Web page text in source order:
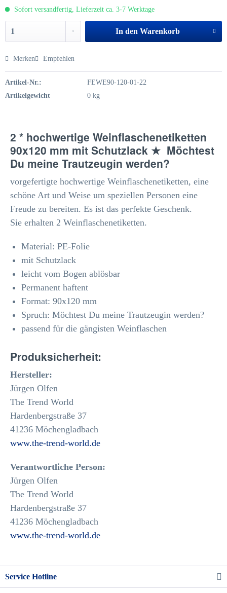
Sofort versandfertig, Lieferzeit ca. 3-7 Werktage
In den Warenkorb
Merken Empfehlen
Artikel-Nr.:
FEWE90-120-01-22
Artikelgewicht
0 kg
2 * hochwertige Weinflaschenetiketten
90x120 mm mit Schutzlack ★ Möchtest
Du meine Trautzeugin werden?
vorgefertigte hochwertige Weinflaschenetiketten, eine
schöne Art und Weise um speziellen Personen eine
Freude zu bereiten. Es ist das perfekte Geschenk.
Sie erhalten 2 Weinflaschenetiketten.
Material: PE-Folie
mit Schutzlack
leicht vom Bogen ablösbar
Permanent haftent
Format: 90x120 mm
Spruch: Möchtest Du meine Trautzeugin werden?
passend für die gängisten Weinflaschen
Produksicherheit:
Hersteller:
Jürgen Olfen
The Trend World
Hardenbergstraße 37
41236 Möchengladbach
www.the-trend-world.de
Verantwortliche Person:
Jürgen Olfen
The Trend World
Hardenbergstraße 37
41236 Möchengladbach
www.the-trend-world.de
Service Hotline